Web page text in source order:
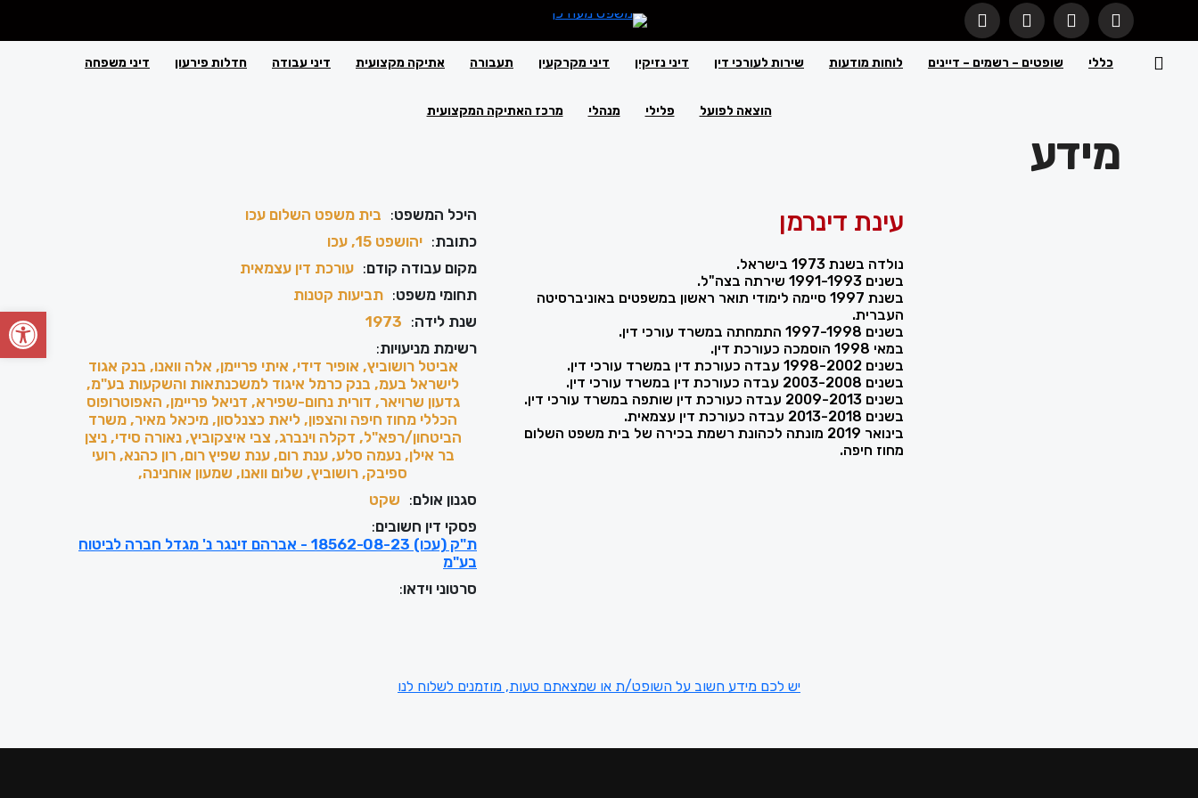
פתח
כללי שופטים – רשמים – דיינים לוחות מודעות שירות לעורכי דין דיני נזיקין דיני מקרקעין תעבורה אתיקה מקצועית דיני עבודה חדלות פירעון דיני משפחה
הוצאה לפועל פלילי מנהלי מרכז האתיקה המקצועית
מידע
עינת דינרמן
נולדה בשנת 1973 בישראל.
בשנים 1991-1993 שירתה בצה"ל.
בשנת 1997 סיימה לימודי תואר ראשון במשפטים באוניברסיטה
העברית.
בשנים 1997-1998 התמחתה במשרד עורכי דין.
במאי 1998 הוסמכה כעורכת דין.
בשנים 1998-2002 עבדה כעורכת דין במשרד עורכי דין.
בשנים 2003-2008 עבדה כעורכת דין במשרד עורכי דין.
בשנים 2009-2013 עבדה כעורכת דין שותפה במשרד עורכי דין.
בשנים 2013-2018 עבדה כעורכת דין עצמאית.
בינואר 2019 מונתה לכהונת רשמת בכירה של בית משפט השלום
מחוז חיפה.
היכל המשפט: בית משפט השלום עכו
כתובת: יהושפט 15, עכו
מקום עבודה קודם: עורכת דין עצמאית
תחומי משפט: תביעות קטנות
שנת לידה:
1973
רשימת מניעויות:
אביטל רושוביץ, אופיר דידי, איתי פריימן, אלה וואנו, בנק אגוד
לישראל בעמ, בנק כרמל איגוד למשכנתאות והשקעות בע"מ,
גדעון שרויאר, דורית נחום-שפירא, דניאל פריימן, האפוטרופוס
הכללי מחוז חיפה והצפון, ליאת כצנלסון, מיכאל מאיר, משרד
הביטחון/רפא"ל, דקלה וינברג, צבי איצקוביץ, נאורה סידי, ניצן
בר אילן, נעמה סלע, ענת רום, ענת שפיץ רום, רון כהנא, רועי
ספיבק, רושוביץ, שלום וואנו, שמעון אוחנינה,
סגנון אולם: שקט
פסקי דין חשובים:
ת"ק (עכו) 18562-08-23 - אברהם זינגר נ' מגדל חברה לביטוח
בע"מ
סרטוני וידאו:
יש לכם מידע חשוב על השופט/ת או שמצאתם טעות, מוזמנים לשלוח לנו